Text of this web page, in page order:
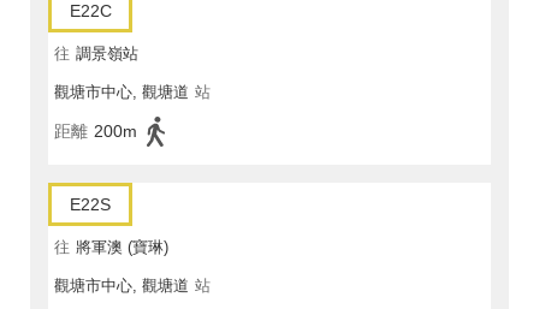
E22C
往 調景嶺站
觀塘市中心, 觀塘道 站
距離 200m
E22S
往 將軍澳 (寶琳)
觀塘市中心, 觀塘道 站